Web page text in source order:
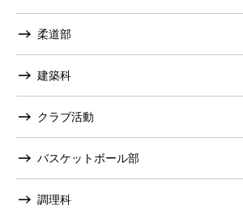
柔道部
建築科
クラブ活動
バスケットボール部
調理科